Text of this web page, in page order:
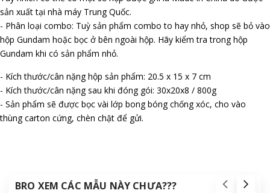
sản xuất tại nhà máy Trung Quốc.
- Phân loại combo: Tuỳ sản phẩm combo to hay nhỏ, shop sẽ bỏ vào
hộp Gundam hoặc bọc ở bên ngoài hộp. Hãy kiểm tra trong hộp
Gundam khi có sản phẩm nhỏ.
- Kích thước/cân nặng hộp sản phẩm: 20.5 x 15 x 7 cm
- Kích thước/cân nặng sau khi đóng gói: 30x20x8 / 800g
- Sản phẩm sẽ được bọc vài lớp bong bóng chống xóc, cho vào
thùng carton cứng, chèn chặt để gửi.
BRO XEM CÁC MẪU NÀY CHƯA???